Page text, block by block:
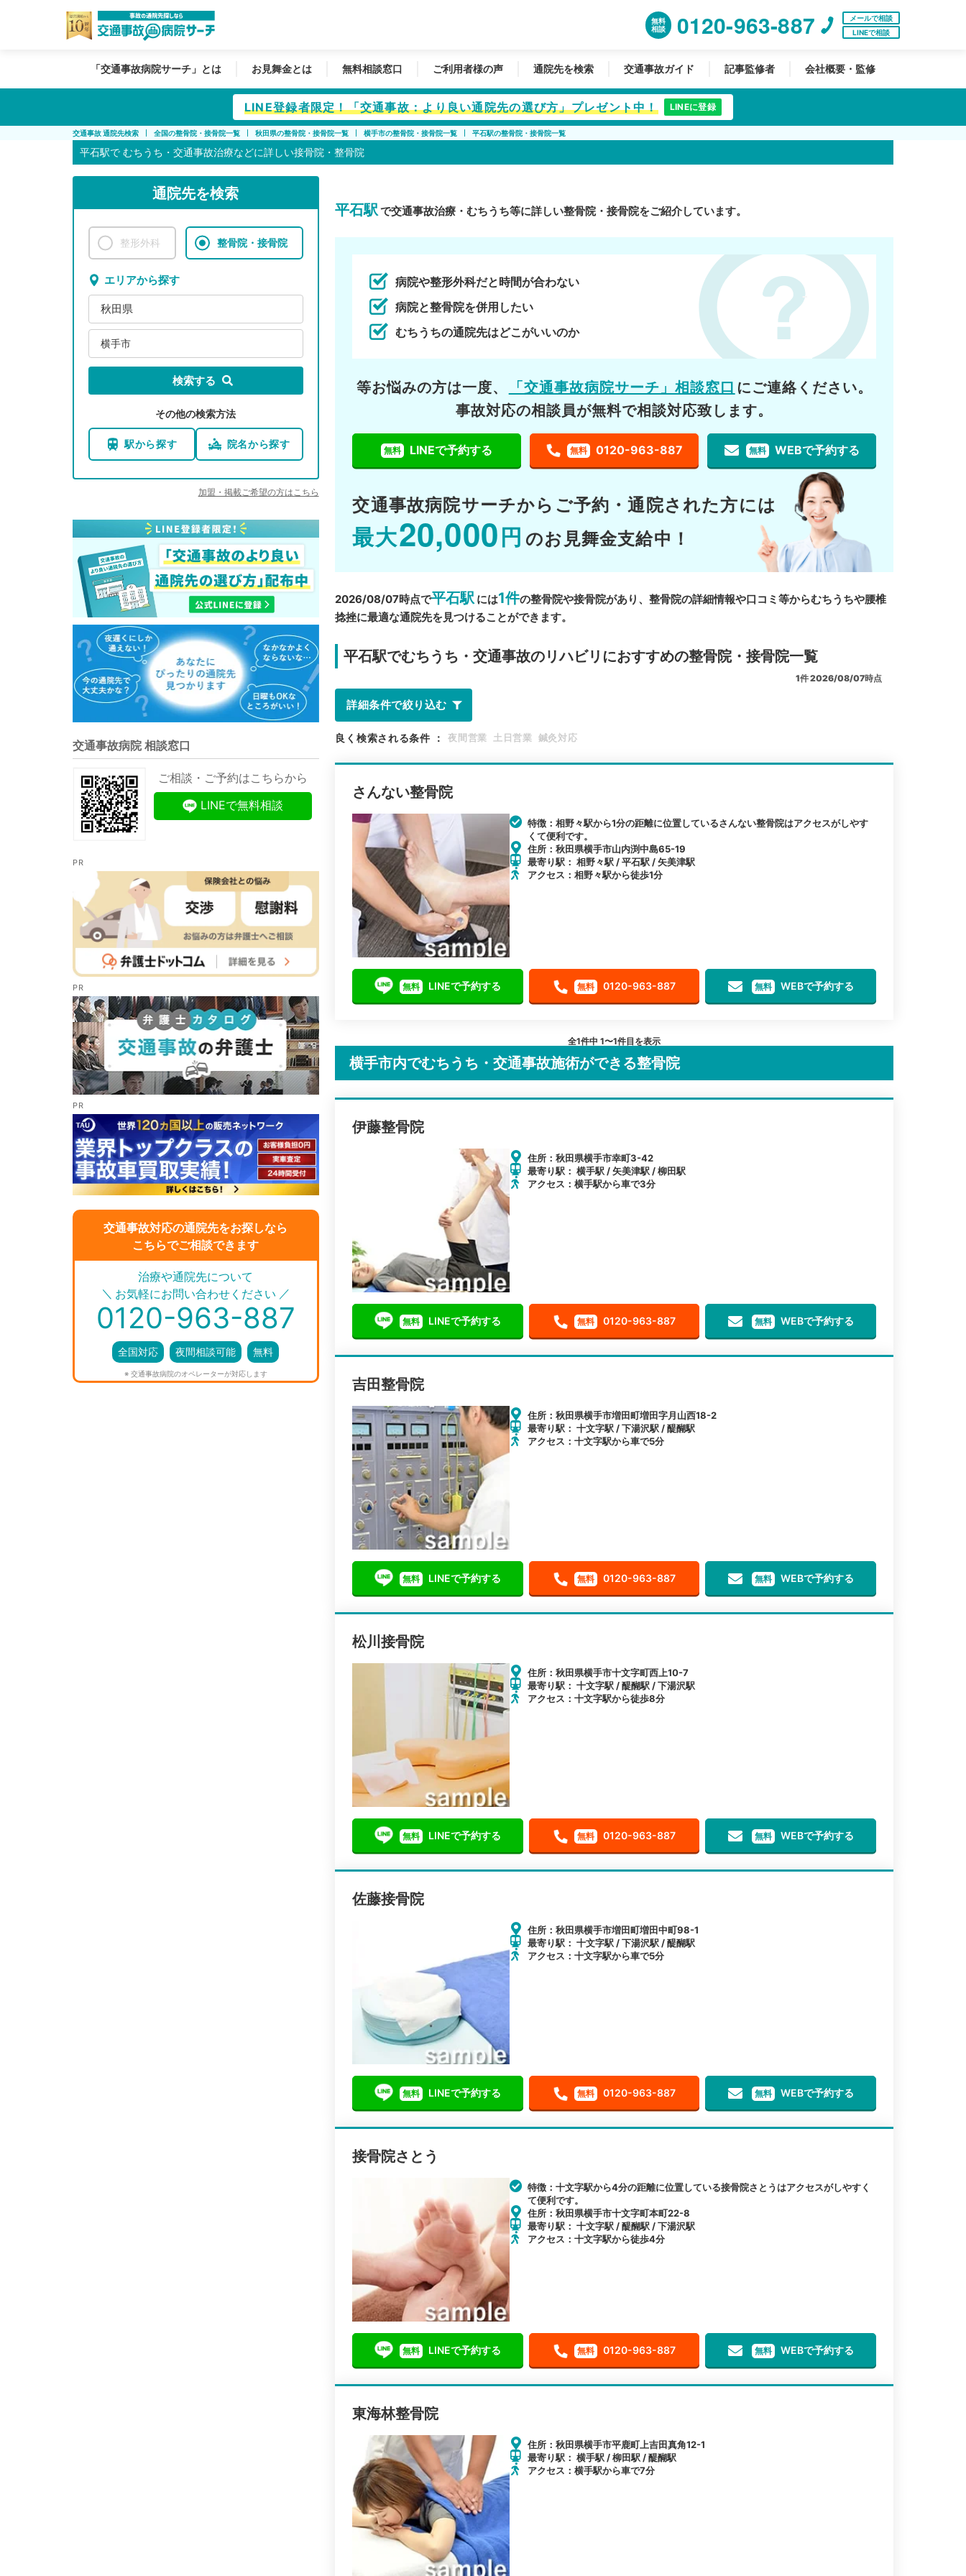
無料
相談
0120-963-887
メールで相談
LINEで相談
「交通事故病院サーチ」とは お見舞金とは 無料相談窓口 ご利用者様の声 通院先を検索 交通事故ガイド 記事監修者 会社概要・監修
LINE登録者限定！「交通事故：より良い通院先の選び方」プレゼント中！ LINEに登録
交通事故 通院先検索 全国の整骨院・接骨院一覧 秋田県の整骨院・接骨院一覧 横手市の整骨院・接骨院一覧 平石駅の整骨院・接骨院一覧
平石駅で むちうち・交通事故治療などに詳しい接骨院・整骨院
通院先を検索
整形外科 整骨院・接骨院
エリアから探す
秋田県
横手市
検索する
その他の検索方法
駅から探す 院名から探す
加盟・掲載ご希望の方はこちら
交通事故病院 相談窓口
ご相談・ご予約はこちらから
LINEで無料相談
交通事故対応の通院先をお探しなら
こちらでご相談できます
＼ ／
治療や通院先について
お気軽にお問い合わせください
0120-963-887
全国対応 夜間相談可能 無料
※ 交通事故病院のオペレーターが対応します
平石駅で交通事故治療・むちうち等に詳しい整骨院・接骨院をご紹介しています。
病院や整形外科だと時間が合わない
病院と整骨院を併用したい
むちうちの通院先はどこがいいのか
等お悩みの方は一度、 「交通事故病院サーチ」相談窓口 にご連絡ください。
事故対応の相談員が無料で相談対応致します。
無料 LINEで予約する 無料 0120-963-887 無料 WEBで予約する
交通事故病院サーチから ご予約・通院された方には
最大20,000 円 のお見舞金支給中！
2026/08/07時点で平石駅 には1件の整骨院や接骨院があり、整骨院の詳細情報や口コミ等からむちうちや腰椎
捻挫に最適な通院先を見つけることができます。
平石駅でむちうち・交通事故のリハビリにおすすめの整骨院・接骨院一覧
1件2026/08/07時点
詳細条件で絞り込む
良く検索される条件 ： 夜間営業 土日営業 鍼灸対応
さんない整骨院
特徴：相野々駅から1分の距離に位置しているさんない整骨院はアクセスがしやす
くて便利です。
住所：秋田県横手市山内渕中島65-19
最寄り駅： 相野々駅 / 平石駅 / 矢美津駅
アクセス：相野々駅から徒歩1分
無料 LINEで予約する 無料 0120-963-887 無料 WEBで予約する
全1件中 1〜1件目を表示
横手市内でむちうち・交通事故施術ができる整骨院
伊藤整骨院
住所：秋田県横手市幸町3-42
最寄り駅： 横手駅 / 矢美津駅 / 柳田駅
アクセス：横手駅から車で3分
無料 LINEで予約する 無料 0120-963-887 無料 WEBで予約する
吉田整骨院
住所：秋田県横手市増田町増田字月山西18-2
最寄り駅： 十文字駅 / 下湯沢駅 / 醍醐駅
アクセス：十文字駅から車で5分
無料 LINEで予約する 無料 0120-963-887 無料 WEBで予約する
松川接骨院
住所：秋田県横手市十文字町西上10-7
最寄り駅： 十文字駅 / 醍醐駅 / 下湯沢駅
アクセス：十文字駅から徒歩8分
無料 LINEで予約する 無料 0120-963-887 無料 WEBで予約する
佐藤接骨院
住所：秋田県横手市増田町増田中町98-1
最寄り駅： 十文字駅 / 下湯沢駅 / 醍醐駅
アクセス：十文字駅から車で5分
無料 LINEで予約する 無料 0120-963-887 無料 WEBで予約する
接骨院さとう
特徴：十文字駅から4分の距離に位置している接骨院さとうはアクセスがしやすく
て便利です。
住所：秋田県横手市十文字町本町22-8
最寄り駅： 十文字駅 / 醍醐駅 / 下湯沢駅
アクセス：十文字駅から徒歩4分
無料 LINEで予約する 無料 0120-963-887 無料 WEBで予約する
東海林整骨院
住所：秋田県横手市平鹿町上吉田真角12-1
最寄り駅： 横手駅 / 柳田駅 / 醍醐駅
アクセス：横手駅から車で7分